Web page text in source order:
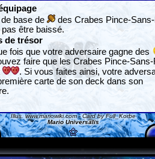
base de
des Crabes Pince-
pas être baissé.
de trésor
fois que votre adversaire gagne des
faire que les Crabes Pince-Sans-
. Si vous faites ainsi, votre
carte de son deck dans son
Illus.www.mariowiki.com- Card by Full_Korbe
Mario Universalis